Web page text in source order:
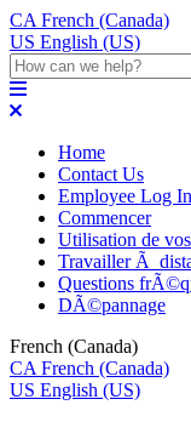
CA French (Canada)
US English (US)
Home
Contact Us
Employee Log In
Commencer
Utilisation de
Travailler Ã
Questions
DÃ©pannage
French (Canada)
CA French (Canada)
US English (US)